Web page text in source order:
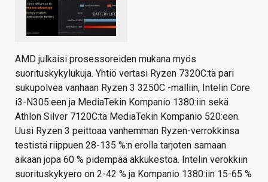
AMD julkaisi prosessoreiden mukana myös
suorituskykylukuja. Yhtiö vertasi Ryzen 7320C:tä pari
sukupolvea vanhaan Ryzen 3 3250C -malliin, Intelin Core
i3-N305:een ja MediaTekin Kompanio 1380:iin sekä
Athlon Silver 7120C:tä MediaTekin Kompanio 520:een.
Uusi Ryzen 3 peittoaa vanhemman Ryzen-verrokkinsa
testistä riippuen 28-135 %:n erolla tarjoten samaan
aikaan jopa 60 % pidempää akkukestoa. Intelin verokkiin
suorituskykyero on 2-42 % ja Kompanio 1380:iin 15-65 %